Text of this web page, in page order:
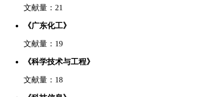
文献量：21
《广东化工》
文献量：19
《科学技术与工程》
文献量：18